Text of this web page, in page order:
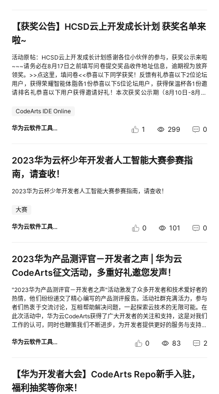
【获奖公告】HCSD云上开发成长计划 获奖名单来
啦~
活动原帖：HCSD云上开发成长计划感谢各位小伙伴的参与，获奖公示来啦
~~~请务必在8月17日之前填写问卷提交奖品收件地址信息，逾期视为放弃
领奖。>>点这里，填问卷<<恭喜以下同学获奖！反馈有礼恭喜以下2位论坛
用户，获得荣耀智能体脂各1份恭喜以下5位论坛用户，获得保温杯各1份邀
请排名礼恭喜以下用户获得邀请好礼！本次获奖公示期（8月10日-8月17
后，获奖公告生效，实物奖品预计在获奖公告生效后的25个工作日内完成快
CodeArts IDE Online
华为云软件工具链 1 299 0
2023华为云杯少年开发者人工智能大赛参赛指
南，请查收！
2023华为云杯少年开发者人工智能大赛参赛指南，请查收！
大赛
华为云软件工具链 0 101 0
2023华为产品测评官－开发者之声 | 华为云
CodeArts征文活动，多重好礼邀您发声！
​​"2023华为产品测评官－开发者之声"活动激发了众多开发者和技术爱好者的
热情，他们纷纷递交了精心编写的产品测评报告。活动社群充满活力，参与
者们热衷于交流讨论，互相帮助解决问题，一起探索云技术的无限可能。在
此次活动中，华为云CodeArts获得了广大开发者的关注和支持，这是对我们
工作的认可，同时也鞭策我们不断进步，为开发者提供更好的服务与支持。
议。我们诚挚邀请您参与华为云CodeArts征文活动，分享您使用CodeArts
CodeArts未来发展的期待和建议。您的声音将成为我们进一步完善和改进华
为云CodeArts的重要参考。我们相信，您的意见和建议，将让我们更加贴近
开发者，更加深刻地理解开发者的需求。更重要的是，您的投稿还将收获更
华为云软件工具链 0 83 2
【华为开发者大会】CodeArts Repo新手入驻，
福利抽奖等你来！